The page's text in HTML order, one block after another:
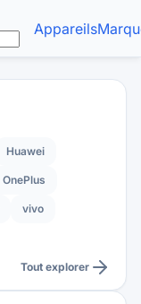
Appareils
Huawei
OnePlus
vivo
Tout explorer